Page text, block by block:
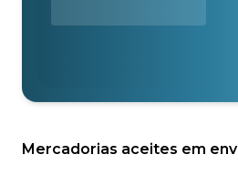
Mercadorias aceites em